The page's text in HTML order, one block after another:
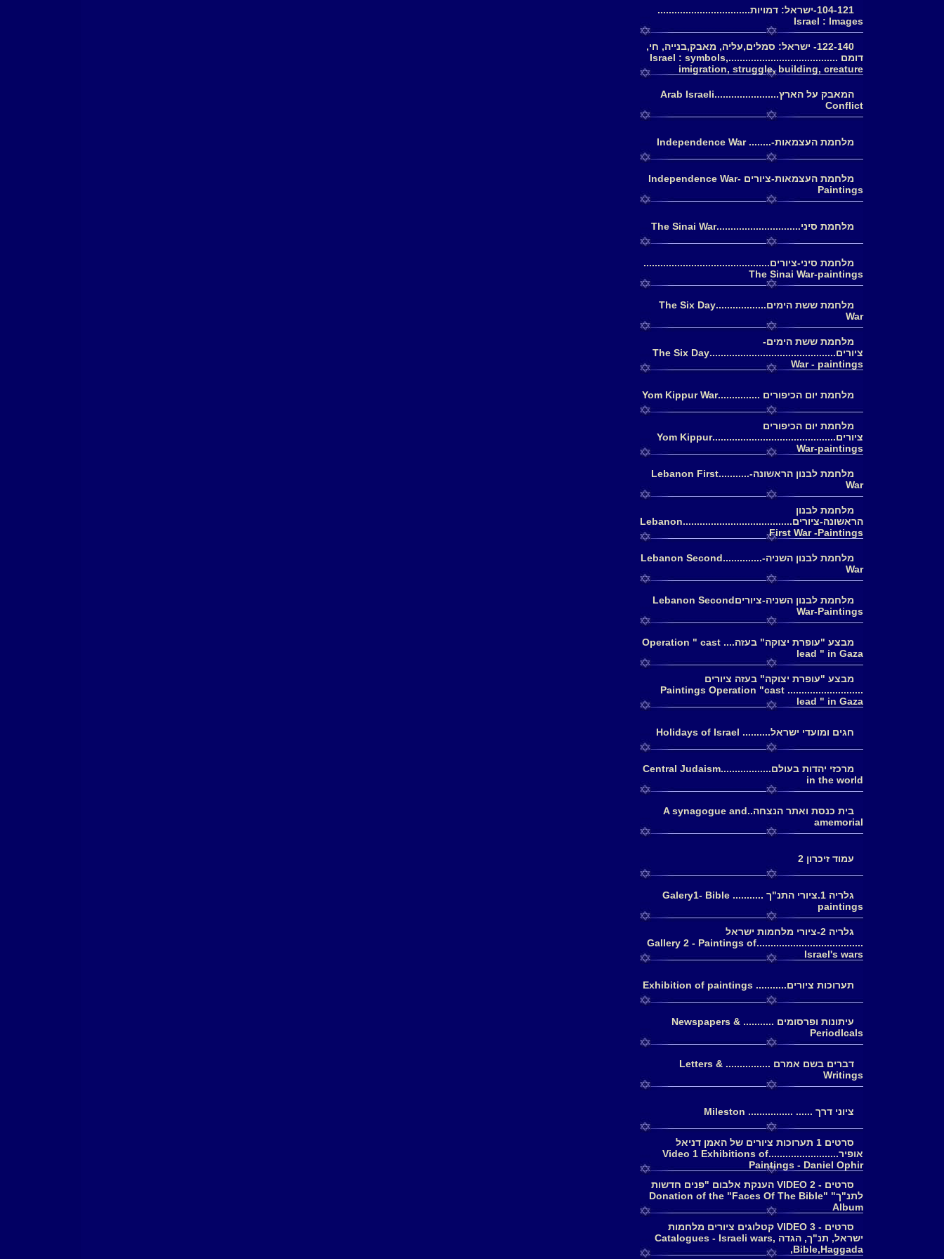
104-121-ישראל: דמויות.................................
Israel : Images
122-140- ישראל: סמלים,עליה, מאבק,בנייה, חי,
דומם .......................................Israel : symbols,
imigration, struggle, building, creature
המאבק על הארץ.......................Arab Israeli
Conflict
מלחמת העצמאות-........ Independence War
מלחמת העצמאות-ציורים Independence War-
Paintings
מלחמת סיני..............................The Sinai War
מלחמת סיני-ציורים.............................................
The Sinai War-paintings
מלחמת ששת הימים..................The Six Day
War
מלחמת ששת הימים-
ציורים.............................................The Six Day
War - paintings
מלחמת יום הכיפורים ...............Yom Kippur War
מלחמת יום הכיפורים
ציורים............................................Yom Kippur
War-paintings
מלחמת לבנון הראשונה-...........Lebanon First
War
מלחמת לבנון
הראשונה-ציורים.......................................Lebanon
First War -Paintings
מלחמת לבנון השניה-..............Lebanon Second
War
מלחמת לבנון השניה-ציוריםLebanon Second
War-Paintings
מבצע "עופרת יצוקה" בעזה.... Operation " cast
lead " in Gaza
מבצע "עופרת יצוקה" בעזה ציורים
........................... Paintings Operation "cast
lead " in Gaza
חגים ומועדי ישראל.......... Holidays of Israel
מרכזי יהדות בעולם..................Central Judaism
in the world
בית כנסת ואתר הנצחה..A synagogue and
amemorial
עמוד זיכרון 2
גלריה 1.ציורי התנ"ך ........... Galery1- Bible
paintings
גלריה 2-ציורי מלחמות ישראל
......................................Gallery 2 - Paintings of
Israel's wars
תערוכות ציורים........... Exhibition of paintings
עיתונות ופרסומים ........... Newspapers &
PeriodIcals
דברים בשם אמרם ................ Letters &
Writings
ציוני דרך ...... ................ Mileston
סרטים 1 תערוכות ציורים של האמן דניאל
אופיר.........................Video 1 Exhibitions of
Paintings - Daniel Ophir
סרטים - 2 VIDEO הענקת אלבום "פנים חדשות
לתנ"ך" Donation of the "Faces Of The Bible"
Album
סרטים - 3 VIDEO קטלוגים ציורים מלחמות
ישראל, תנ"ך, הגדה Catalogues - Israeli wars,
Bible,Haggada,